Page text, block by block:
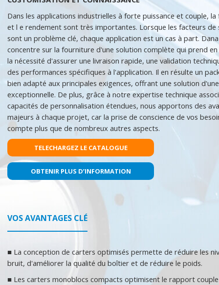
Dans les applications industrielles à forte puissance et couple,
et l e rendement sont très importantes. Lorsque les facteurs de
sont un problème clé, chaque application est un cas à part.
concentre sur la fourniture d'une solution complète qui prend
la nécessité d'assurer une livraison rapide, une validation
des performances spécifiques à l'application. Il en résulte un
bien adapté aux principales exigences, offrant une solution
exceptionnelle. De plus, grâce à notre expertise technique
capacités de personnalisation étendues, nous apportons des
majeurs à chaque projet, car la prise de conscience de vos
compte plus que de nombreux autres aspects.
TELECHARGEZ LE CATALOGUE
OBTENIR PLUS D’INFORMATION
VOS AVANTAGES CLÉ
■ La conception de carters optimisés permette de réduire les
bruit, d'améliorer la qualité du boîtier et de réduire le poids.
■ Les carters monoblocs compacts optimisent le rapport